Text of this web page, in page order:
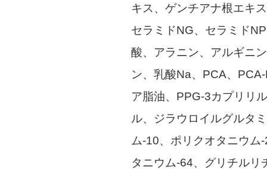
キス、ゲンチアナ根エキ
セラミドNG、セラミド
酸、アラニン、アルギニ
ン、乳酸Na、PCA、
ア脂油、PPG-3カプリリ
ル、ジラウロイルグルタ
ム-10、ポリクオタニウ
タニウム-64、グリチルリ